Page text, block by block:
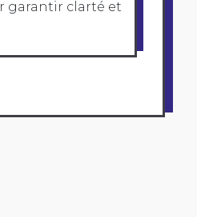
garantir clarté et